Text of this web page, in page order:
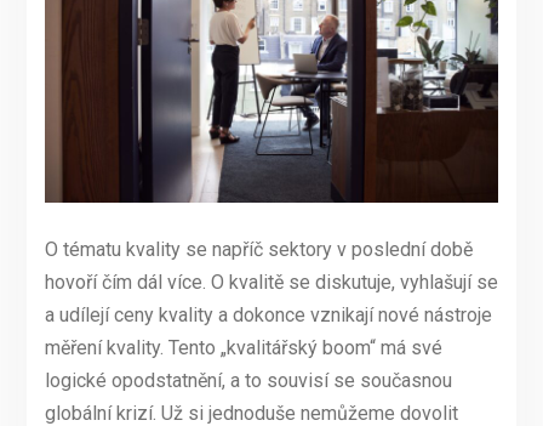
O tématu kvality se napříč sektory v poslední době
hovoří čím dál více. O kvalitě se diskutuje, vyhlašují se
a udílejí ceny kvality a dokonce vznikají nové nástroje
měření kvality. Tento „kvalitářský boom“ má své
logické opodstatnění, a to souvisí se současnou
globální krizí. Už si jednoduše nemůžeme dovolit